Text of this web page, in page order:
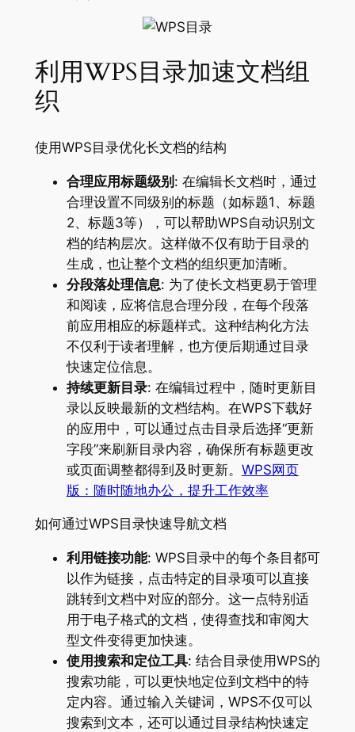
利用WPS目录加速文档组
织
使用WPS目录优化长文档的结构
合理应用标题级别 : 在编辑长文档时，通过
合理设置不同级别的标题（如标题1、标题
2、标题3等），可以帮助WPS自动识别文
档的结构层次。这样做不仅有助于目录的
生成，也让整个文档的组织更加清晰。
分段落处理信息: 为了使长文档更易于管理
和阅读，应将信息合理分段，在每个段落
前应用相应的标题样式。这种结构化方法
不仅利于读者理解，也方便后期通过目录
快速定位信息。
持续更新目录: 在编辑过程中，随时更新目
录以反映最新的文档结构。在WPS下载好
的应用中，可以通过点击目录后选择“更新
字段”来刷新目录内容，确保所有标题更改
或页面调整都得到及时更新。 WPS网页
版：随时随地办公，提升工作效率
如何通过WPS目录快速导航文档
利用链接功能: WPS目录中的每个条目都可
以作为链接，点击特定的目录项可以直接
跳转到文档中对应的部分。这一点特别适
用于电子格式的文档，使得查找和审阅大
型文件变得更加快速。
使用搜索和定位工具: 结合目录使用WPS的
搜索功能，可以更快地定位到文档中的特
定内容。通过输入关键词，WPS不仅可以
搜索到文本，还可以通过目录结构快速定